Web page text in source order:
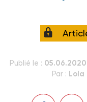
Publié le : 05.06.2020
Par : Lola